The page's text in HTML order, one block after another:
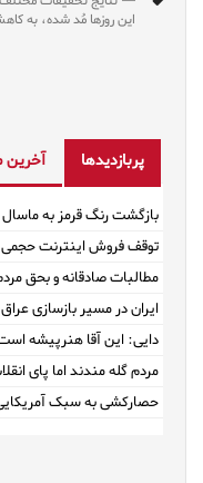
این روزها مُد شده، به
پربازدیدها آخرین
بازگشت رنگ قرمز به ماسال و رودسر/
توقف فروش اینترنت حجمی
مطالبات صادقانه و بحق
ایران در مسیر بازسازی
دایی: این آقا هنرپیشه
مردم گله مندند اما پای
حصارکشی به سبک